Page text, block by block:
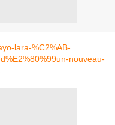
lara-%C2%AB-
nouveau-